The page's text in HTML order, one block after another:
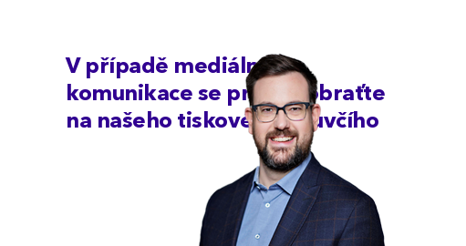
V případě mediální
komunikace se prosím obraťte
na našeho tiskového mluvčího